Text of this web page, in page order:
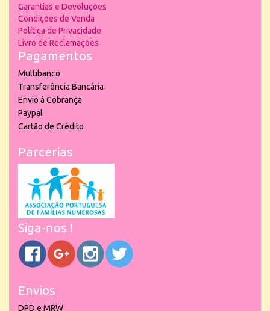
Garantias e Devoluções
Condições de Venda
Política de Privacidade
Livro de Reclamações
Pagamentos
Multibanco
Transferência Bancária
Envio à Cobrança
Paypal
Cartão de Crédito
Parcerias
Siga-nos !
Envios
DPD e MRW